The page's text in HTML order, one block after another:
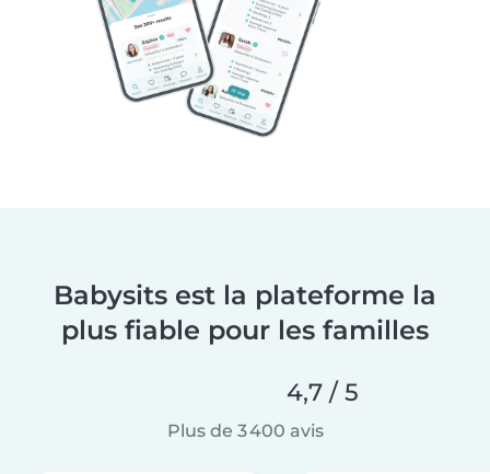
Babysits est la plateforme la
plus fiable pour les familles
4,7 / 5
Plus de 3 400 avis